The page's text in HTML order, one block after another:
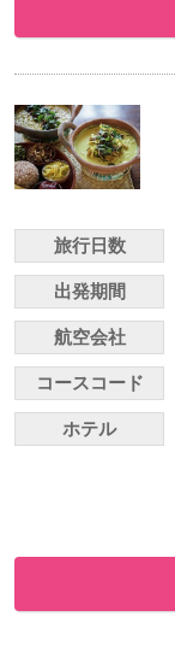
旅行日数
出発期間
航空会社
コースコード
ホテル